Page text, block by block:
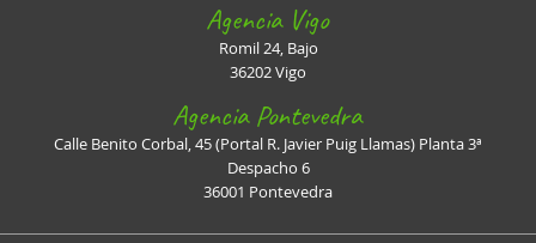
Agencia Vigo
Romil 24, Bajo
36202 Vigo
Agencia Pontevedra
Calle Benito Corbal, 45 (Portal R. Javier Puig Llamas) Planta 3ª
Despacho 6
36001 Pontevedra